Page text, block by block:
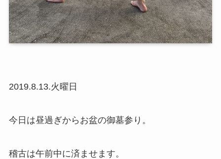
2019.8.13.火曜日
今日は昼過ぎからお盆の御墓参り。
稽古は午前中に済ませます。